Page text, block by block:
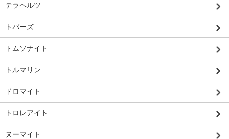
テラヘルツ
トパーズ
トムソナイト
トルマリン
ドロマイト
トロレアイト
ヌーマイト